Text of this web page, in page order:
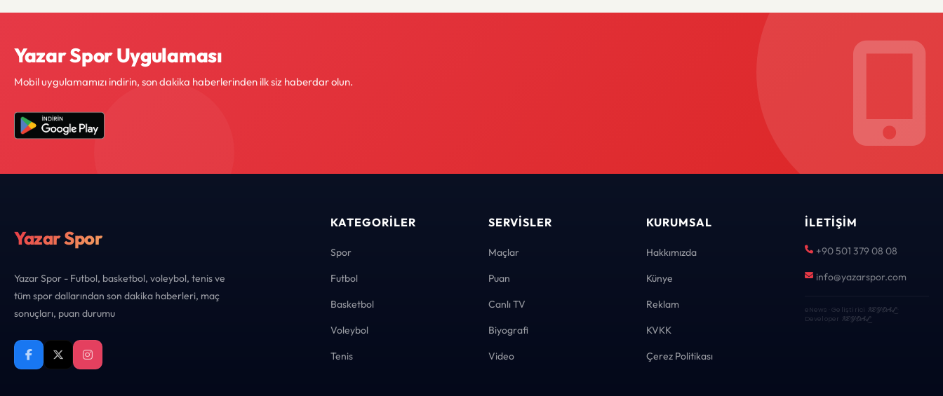
Yazar Spor Uygulaması
Mobil uygulamamızı indirin, son dakika haberlerinden ilk siz haberdar olun.
Yazar Spor
Yazar Spor - Futbol, basketbol, voleybol, tenis ve
tüm spor dallarından son dakika haberleri, maç
sonuçları, puan durumu
KATEGORILER
Spor
Futbol
Basketbol
Voleybol
Tenis
SERVISLER
Maçlar
Puan
Canlı TV
Biyografi
Video
KURUMSAL
Hakkımızda
Künye
Reklam
KVKK
Çerez Politikası
İLETIŞIM
+90 501 379 08 08
info@yazarspor.com
eNews · Geliştirici KEYDAL·
Developer KEYDAL